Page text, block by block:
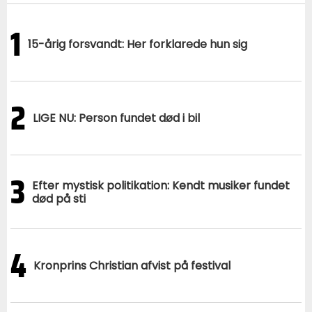
1 15-årig forsvandt: Her forklarede hun sig
2 LIGE NU: Person fundet død i bil
3 Efter mystisk politikation: Kendt musiker fundet
død på sti
4 Kronprins Christian afvist på festival